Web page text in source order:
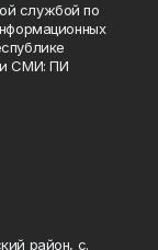
службой по
СМИ: ПИ
район, с.